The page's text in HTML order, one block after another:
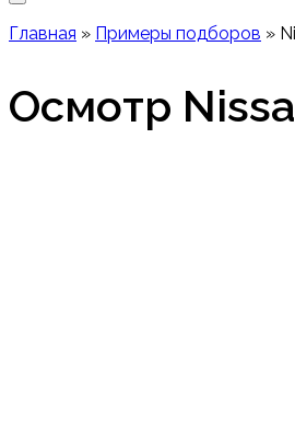
Главная » Примеры подборов »
Осмотр